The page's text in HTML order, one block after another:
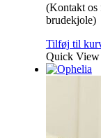
(Kontakt os
brudekjole)
Tilføj til
Quick View